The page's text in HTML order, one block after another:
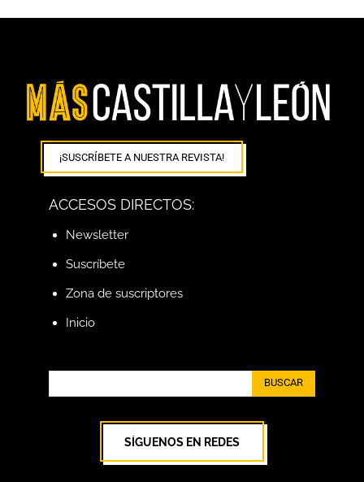
¡SUSCRÍBETE A NUESTRA REVISTA!
ACCESOS DIRECTOS:
Newsletter
Suscríbete
Zona de suscriptores
Inicio
BUSCAR
SÍGUENOS EN REDES